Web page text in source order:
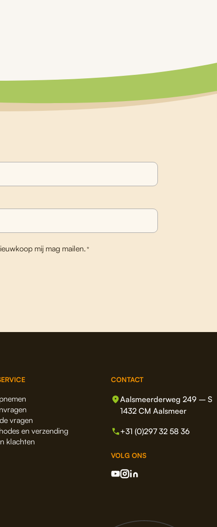
mij mag mailen.*
vragen
en verzending
klachten
CONTACT
Aalsmeerderweg 249 – S
1432 CM Aalsmeer
+31 (0)297 32 58 36
VOLG ONS